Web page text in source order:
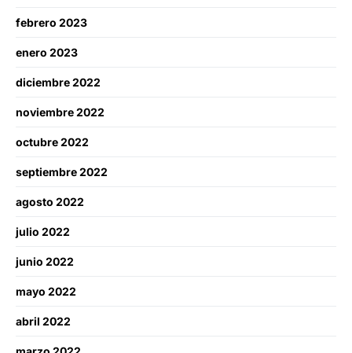
febrero 2023
enero 2023
diciembre 2022
noviembre 2022
octubre 2022
septiembre 2022
agosto 2022
julio 2022
junio 2022
mayo 2022
abril 2022